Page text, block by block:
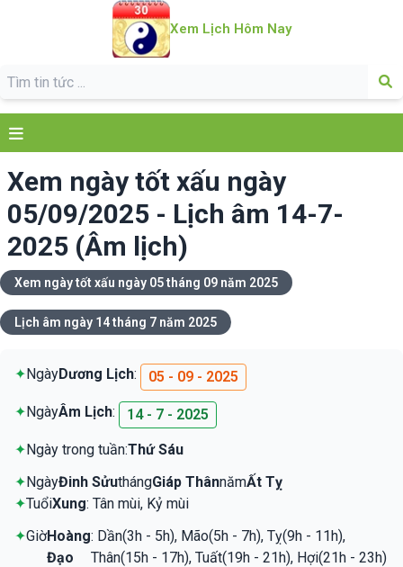
Xem Lịch Hôm Nay
Xem ngày tốt xấu ngày
05/09/2025 - Lịch âm 14-7-
2025 (Âm lịch)
Xem ngày tốt xấu ngày 05 tháng 09 năm 2025
Lịch âm ngày 14 tháng 7 năm 2025
✦NgàyDương Lịch: 05 - 09 - 2025
✦NgàyÂm Lịch: 14 - 7 - 2025
✦Ngày trong tuần:Thứ Sáu
✦NgàyĐinh SửuthángGiáp ThânnămẤt Tỵ
✦TuổiXung: Tân mùi, Kỷ mùi
✦GiờHoàng
Đạo
: Dần(3h - 5h), Mão(5h - 7h), Tỵ(9h - 11h),
Thân(15h - 17h), Tuất(19h - 21h), Hợi(21h - 23h)